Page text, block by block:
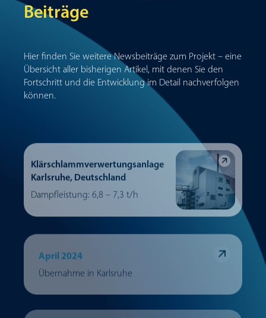
Beiträge
Hier finden Sie weitere Newsbeiträge zum Projekt – eine
Übersicht aller bisherigen Artikel, mit denen Sie den
Fortschritt und die Entwicklung im Detail nachverfolgen
können.
Klärschlammverwertungs­anlage
Karlsruhe, Deutschland
Dampfleistung: 6,8 – 7,3 t/h
April 2024
Übernahme in Karlsruhe